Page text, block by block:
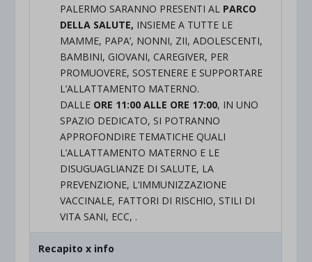
PALERMO SARANNO PRESENTI AL PARCO
DELLA SALUTE, INSIEME A TUTTE LE
MAMME, PAPA’, NONNI, ZII, ADOLESCENTI,
BAMBINI, GIOVANI, CAREGIVER, PER
PROMUOVERE, SOSTENERE E SUPPORTARE
L’ALLATTAMENTO MATERNO.
DALLE ORE 11:00 ALLE ORE 17:00, IN UNO
SPAZIO DEDICATO, SI POTRANNO
APPROFONDIRE TEMATICHE QUALI
L’ALLATTAMENTO MATERNO E LE
DISUGUAGLIANZE DI SALUTE, LA
PREVENZIONE, L’IMMUNIZZAZIONE
VACCINALE, FATTORI DI RISCHIO, STILI DI
VITA SANI, ECC, .
Recapito x info